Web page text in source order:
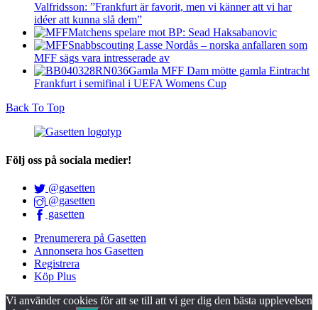
Valfridsson: ”Frankfurt är favorit, men vi känner att vi har
idéer att kunna slå dem”
Matchens spelare mot BP: Sead Haksabanovic
Snabbscouting Lasse Nordås – norska anfallaren som
MFF sägs vara intresserade av
Gamla MFF Dam mötte gamla Eintracht
Frankfurt i semifinal i UEFA Womens Cup
Back To Top
Följ oss på sociala medier!
@gasetten
@gasetten
gasetten
Prenumerera på Gasetten
Annonsera hos Gasetten
Registrera
Köp Plus
Vi använder cookies för att se till att vi ger dig den bästa upplevelsen